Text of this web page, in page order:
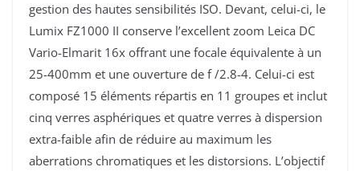
gestion des hautes sensibilités ISO. Devant, celui-ci, le
Lumix FZ1000 II conserve l’excellent zoom Leica DC
Vario-Elmarit 16x offrant une focale équivalente à un
25-400mm et une ouverture de f /2.8-4. Celui-ci est
composé 15 éléments répartis en 11 groupes et inclut
cinq verres asphériques et quatre verres à dispersion
extra-faible afin de réduire au maximum les
aberrations chromatiques et les distorsions. L’objectif